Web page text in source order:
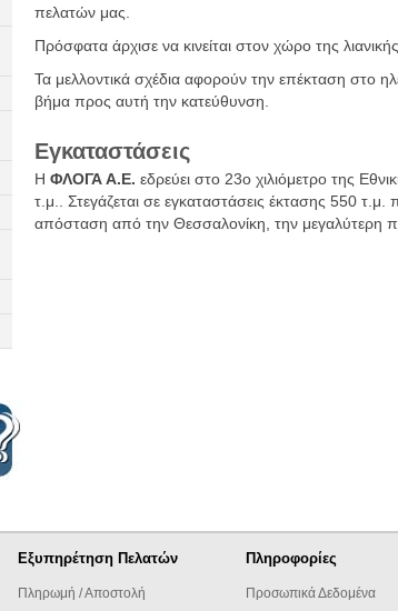
πελατών μας.
Πρόσφατα άρχισε να κινείται στον χώρο της
Τα μελλοντικά σχέδια αφορούν την επέκταση στο
βήμα προς αυτή την κατεύθυνση.
Εγκαταστάσεις
Η ΦΛΟΓΑ Α.Ε. εδρεύει στο 23ο χιλιόμετρο της
τ.μ.. Στεγάζεται σε εγκαταστάσεις έκτασης 550
απόσταση από την Θεσσαλονίκη, την μεγαλύτερη
Εξυπηρέτηση Πελατών
Πληρωμή / Αποστολή
Πληροφορίες
Προσωπικά Δεδομένα